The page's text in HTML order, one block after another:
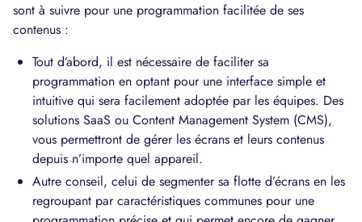
sont à suivre pour une programmation facilitée de ses
contenus :
Tout d’abord, il est nécessaire de faciliter sa
programmation en optant pour une interface simple et
intuitive qui sera facilement adoptée par les équipes. Des
solutions SaaS ou Content Management System (CMS),
vous permettront de gérer les écrans et leurs contenus
depuis n’importe quel appareil.
Autre conseil, celui de segmenter sa flotte d’écrans en les
regroupant par caractéristiques communes pour une